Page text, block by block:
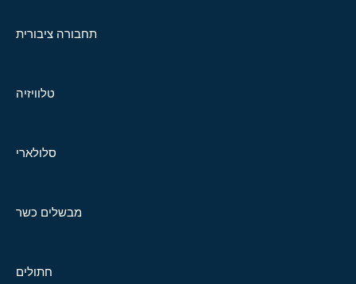
תחבורה ציבורית
טלוויזיה
סלולארי
מבשלים כשר
חתולים